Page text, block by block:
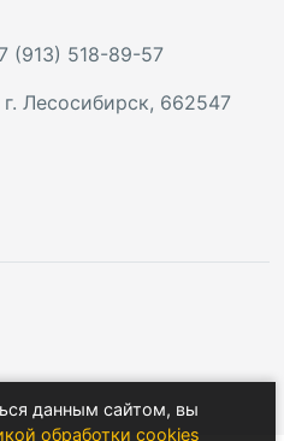
данным сайтом, вы
обработки cookies
(913) 518-89-57
г. Лесосибирск, 662547